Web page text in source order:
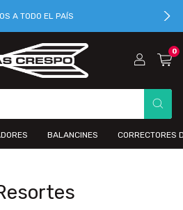
A TODO EL PAÍS
0
BALANCINES CORRECTORES